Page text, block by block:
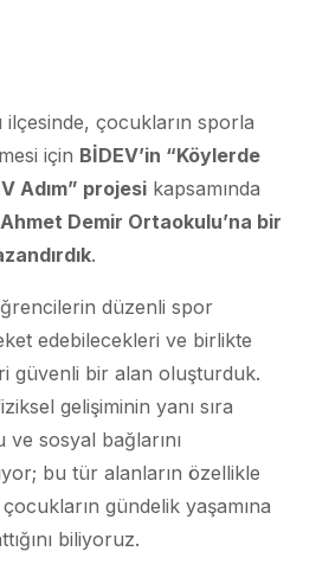
ilçesinde, çocukların sporla
için BİDEV’in “Köylerde
Adım” projesikapsamında
Demir Ortaokulu’na bir
.
düzenli spor
edebilecekleri ve birlikte
güvenli bir alan oluşturduk.
gelişiminin yanı sıra
sosyal bağlarını
bu tür alanların özellikle
gündelik yaşamına
biliyoruz.